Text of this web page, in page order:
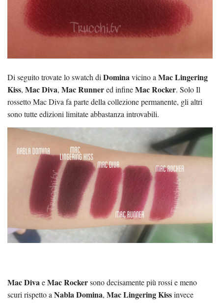
Di seguito trovate lo swatch di Dominavicino a Mac Lingering
Kiss, Mac Diva, Mac Runnered infineMac Rocker. Solo Il
rossetto Mac Diva fa parte della collezione permanente, gli altri
sono tutte edizioni limitate abbastanza introvabili.
Mac DivaeMac Rockersono decisamente più rossi e meno
scuri rispetto a Nabla Domina, Mac Lingering Kissinvece